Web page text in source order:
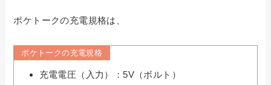
ポケトークの充電規格は、
ポケトークの充電規格
充電電圧（入力）：5V（ボルト）